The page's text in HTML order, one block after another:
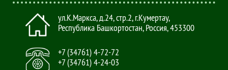
ул.К.Маркса, д.24, стр.2,г.Кумертау,
Республика Башкортостан, Россия,453300
+7 (34761) 4-72-72
+7 (34761) 4-24-03